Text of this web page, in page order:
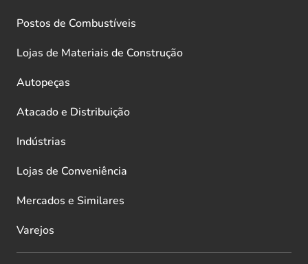
Postos de Combustíveis
Lojas de Materiais de Construção
Autopeças
Atacado e Distribuição
Indústrias
Lojas de Conveniência
Mercados e Similares
Varejos